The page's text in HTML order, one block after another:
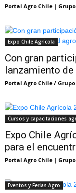
Portal Agro Chile |
Expo Chile Agrícola
Con gran
lanzamiento de
Portal Agro Chile /
Cursos y capacitaciones
Expo Chile
para el
Portal Agro Chile |
Eventos y Ferias Agro